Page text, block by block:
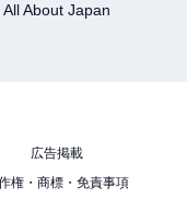
All About Japan
広告掲載
権・商標・免責事項